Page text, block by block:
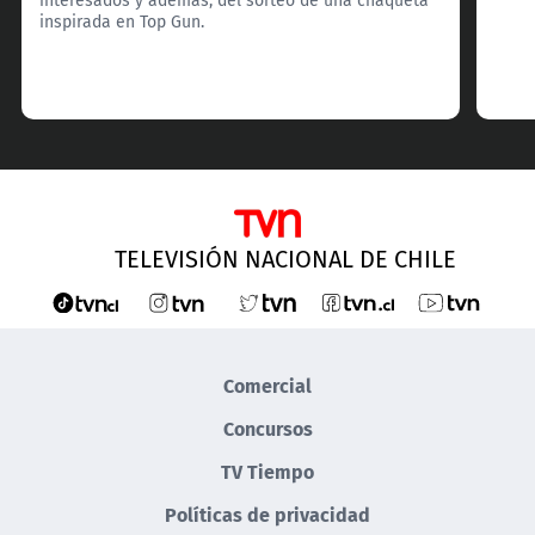
inspirada en Top Gun.
TELEVISIÓN NACIONAL DE CHILE
Comercial
Concursos
TV Tiempo
Políticas de privacidad